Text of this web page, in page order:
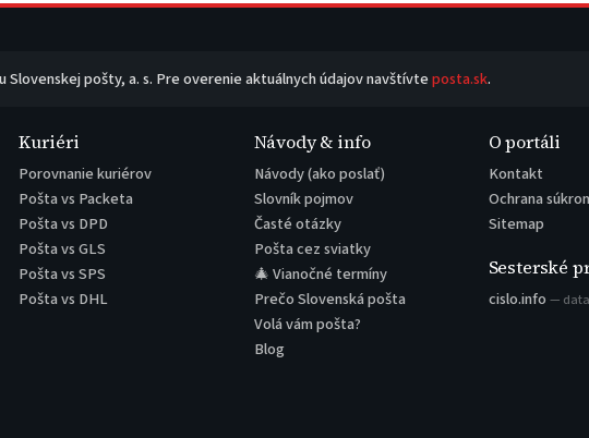
pošty, a. s. Pre overenie aktuálnych údajov navštívteposta.sk.
Kuriéri
Porovnanie kuriérov
Pošta vs Packeta
Pošta vs DPD
Pošta vs GLS
Pošta vs SPS
Pošta vs DHL
Návody & info
Návody (ako poslať)
Slovník pojmov
Časté otázky
Pošta cez sviatky
🎄 Vianočné termíny
Prečo Slovenská pošta
Volá vám pošta?
Blog
O portáli
Kontakt
Ochrana
Sitemap
Sesterské
cislo.info —